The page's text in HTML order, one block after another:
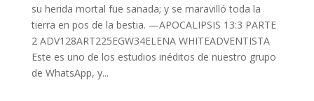
su herida mortal fue sanada; y se maravilló toda la
tierra en pos de la bestia. —APOCALIPSIS 13:3 PARTE
2 ADV128ART225EGW34ELENA WHITEADVENTISTA
Este es uno de los estudios inéditos de nuestro grupo
de WhatsApp, y...